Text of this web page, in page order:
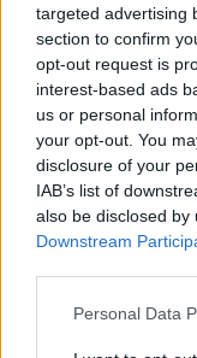
targeted advertising
section to confirm
opt-out request is
interest-based ads
us or personal
your opt-out. You
disclosure of your
IAB’s list of
also be disclosed
Downstream
Personal Data